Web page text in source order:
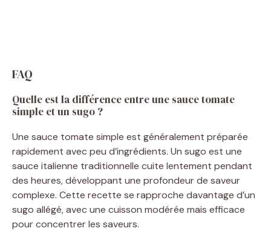
FAQ
Quelle est la différence entre une sauce tomate
simple et un sugo ?
Une sauce tomate simple est généralement préparée
rapidement avec peu d’ingrédients. Un sugo est une
sauce italienne traditionnelle cuite lentement pendant
des heures, développant une profondeur de saveur
complexe. Cette recette se rapproche davantage d’un
sugo allégé, avec une cuisson modérée mais efficace
pour concentrer les saveurs.